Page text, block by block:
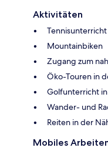
Aktivitäten
Tennisunterricht
Mountainbiken
Zugang zum
Öko-Touren in
Golfunterricht
Wander- und
Reiten in der
Mobiles